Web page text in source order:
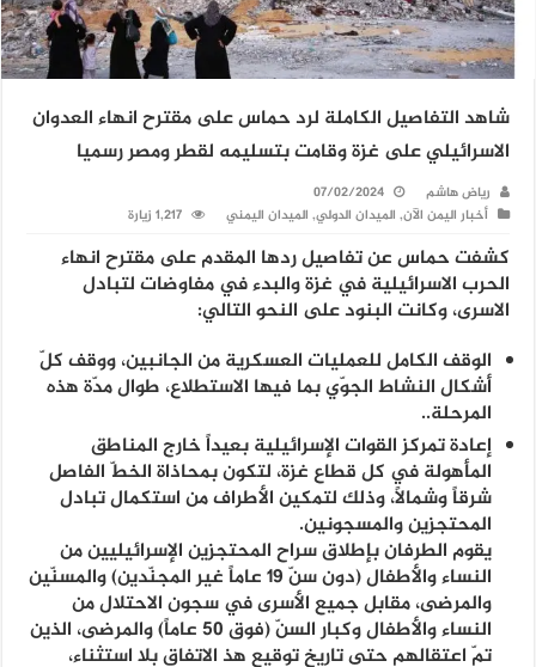
شاهد التفاصيل الكاملة لرد حماس على مقترح انهاء العدوان
الاسرائيلي على غزة وقامت بتسليمه لقطر ومصر رسميا
رياض هاشم
07/02/2024
أخبار اليمن الآن, الميدان الدولي, الميدان اليمني 1,217 زيارة
كشفت حماس عن تفاصيل ردها المقدم على مقترح انهاء
الحرب الاسرائيلية في غزة والبدء في مفاوضات لتبادل
الاسرى، وكانت البنود على النحو التالي:
الوقف الكامل للعمليات العسكرية من الجانبين، ووقف كلّ
أشكال النشاط الجوّي بما فيها الاستطلاع، طوال مدّة هذه
المرحلة..
إعادة تمركز القوات الإسرائيلية بعيداً خارج المناطق
المأهولة في كل قطاع غزة، لتكون بمحاذاة الخطّ الفاصل
شرقاً وشمالاً، وذلك لتمكين الأطراف من استكمال تبادل
المحتجزين والمسجونين.
يقوم الطرفان بإطلاق سراح المحتجزين الإسرائيليين من
النساء والأطفال (دون سنّ 19 عاماً غير المجنّدين) والمسنّين
والمرضى، مقابل جميع الأسرى في سجون الاحتلال من
النساء والأطفال وكبار السنّ (فوق 50 عاماً) والمرضى، الذين
تمّ اعتقالهم حتى تاريخ توقيع هذ الاتفاق بلا استثناء،